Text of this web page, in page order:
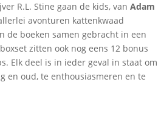
R.L. Stine gaan de kids, van Adam
avonturen kattenkwaad
de boeken samen gebracht in een
zitten ook nog eens 12 bonus
Elk deel is in ieder geval in staat om
en oud, te enthousiasmeren en te